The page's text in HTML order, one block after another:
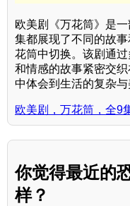
欧美剧《万花筒》是
集都展现了不同的故
花筒中切换。该剧通
和情感的故事紧密交
中体会到生活的复杂与
欧美剧，万花筒，全9
你觉得最近的
样？